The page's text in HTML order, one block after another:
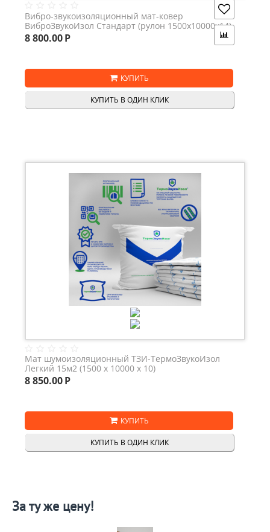
Вибро-звукоизоляционный мат-ковер
ВиброЗвукоИзол Стандарт (рулон 1500х10000х14)
15м2
8 800.00Р
КУПИТЬ
КУПИТЬ В ОДИН КЛИК
Мат шумоизоляционный ТЗИ-ТермоЗвукоИзол
Легкий 15м2 (1500 х 10000 х 10)
8 850.00Р
КУПИТЬ
КУПИТЬ В ОДИН КЛИК
За ту же цену!